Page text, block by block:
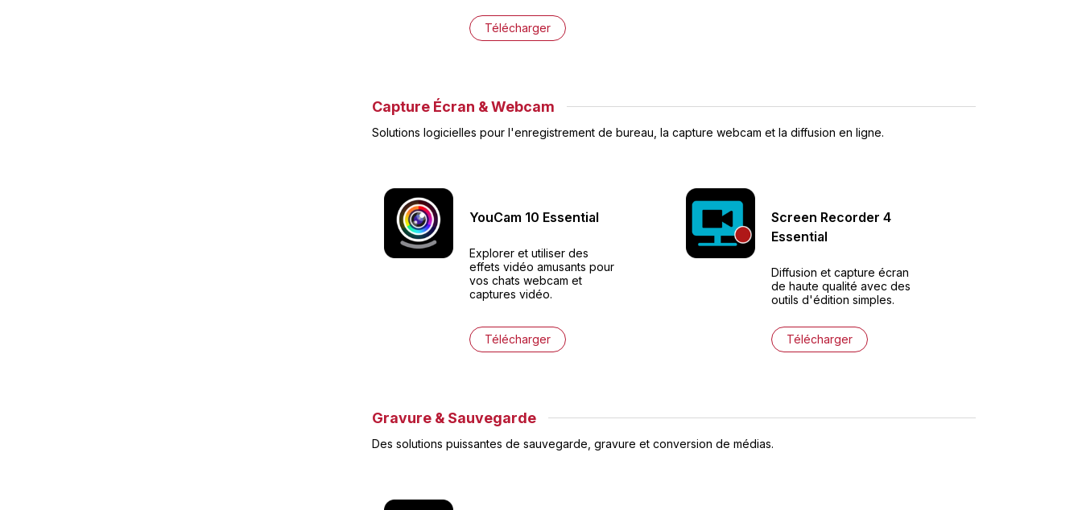
Télécharger
Capture Écran & Webcam
Solutions logicielles pour l'enregistrement de bureau, la capture webcam et la diffusion en ligne.
YouCam 10 Essential
Explorer et utiliser des
effets vidéo amusants pour
vos chats webcam et
captures vidéo.
Télécharger
Screen Recorder 4
Essential
Diffusion et capture écran
de haute qualité avec des
outils d'édition simples.
Télécharger
Gravure & Sauvegarde
Des solutions puissantes de sauvegarde, gravure et conversion de médias.